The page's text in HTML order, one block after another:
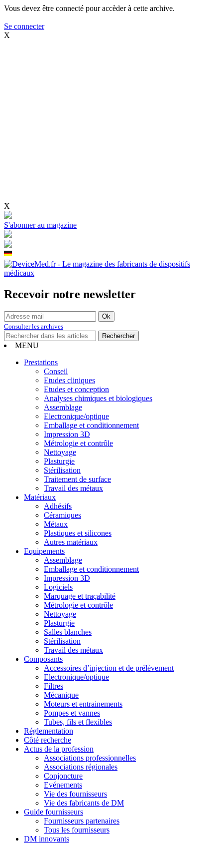
Vous devez être connecté pour accèder à cette archive.
Se connecter
X
X
S'abonner au magazine
Recevoir notre newsletter
Consulter les archives
MENU
Prestations
Conseil
Etudes cliniques
Etudes et conception
Analyses chimiques et biologiques
Assemblage
Electronique/optique
Emballage et conditionnement
Impression 3D
Métrologie et contrôle
Nettoyage
Plasturgie
Stérilisation
Traitement de surface
Travail des métaux
Matériaux
Adhésifs
Céramiques
Métaux
Plastiques et silicones
Autres matériaux
Equipements
Assemblage
Emballage et conditionnement
Impression 3D
Logiciels
Marquage et traçabilité
Métrologie et contrôle
Nettoyage
Plasturgie
Salles blanches
Stérilisation
Travail des métaux
Composants
Accessoires d’injection et de prélèvement
Electronique/optique
Filtres
Mécanique
Moteurs et entrainements
Pompes et vannes
Tubes, fils et flexibles
Réglementation
Côté recherche
Actus de la profession
Associations professionnelles
Associations régionales
Conjoncture
Evénements
Vie des fournisseurs
Vie des fabricants de DM
Guide fournisseurs
Fournisseurs partenaires
Tous les fournisseurs
DM innovants